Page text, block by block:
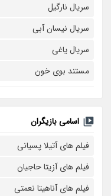
سریال نارگیل
سریال نیسان آبی
سریال یاغی
مستند بوی خون
اسامی بازیگران
فیلم های آتیلا پسیانی
فیلم های آزیتا حاجیان
فیلم های آناهیتا نعمتی